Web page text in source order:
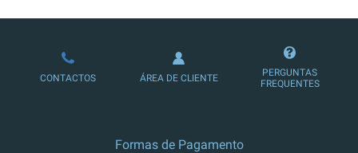
LOJA DE ASSINATURAS
CONTACTOS ÁREA DE CLIENTE
PERGUNTAS
FREQUENTES
Formas de Pagamento